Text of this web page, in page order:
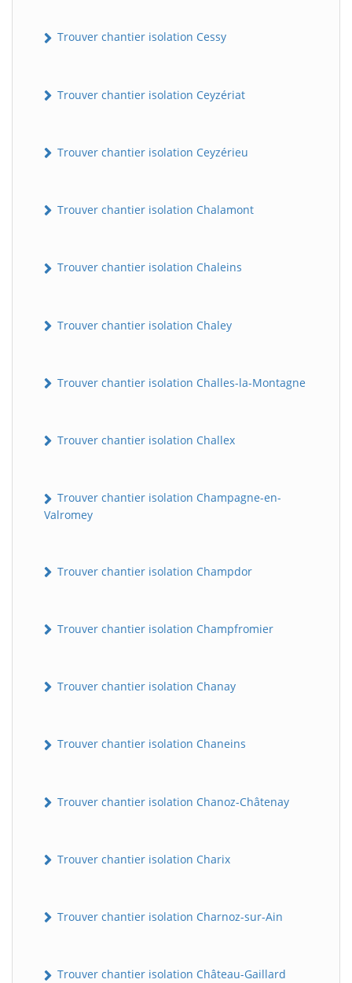
Trouver chantier isolation Cessy
Trouver chantier isolation Ceyzériat
Trouver chantier isolation Ceyzérieu
Trouver chantier isolation Chalamont
Trouver chantier isolation Chaleins
Trouver chantier isolation Chaley
Trouver chantier isolation Challes-la-Montagne
Trouver chantier isolation Challex
Trouver chantier isolation Champagne-en-
Valromey
Trouver chantier isolation Champdor
Trouver chantier isolation Champfromier
Trouver chantier isolation Chanay
Trouver chantier isolation Chaneins
Trouver chantier isolation Chanoz-Châtenay
Trouver chantier isolation Charix
Trouver chantier isolation Charnoz-sur-Ain
Trouver chantier isolation Château-Gaillard